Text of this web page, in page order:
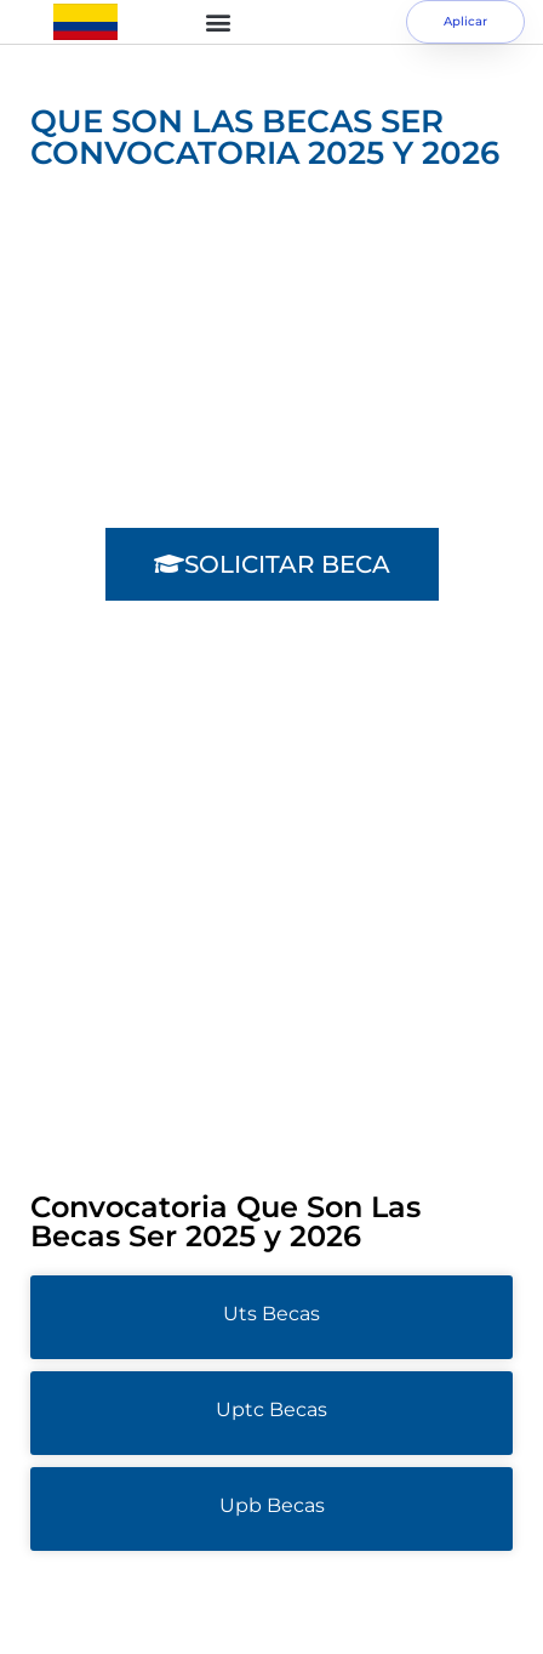
Aplicar
QUE SON LAS BECAS SER
CONVOCATORIA 2025 Y 2026
SOLICITAR BECA
Convocatoria Que Son Las
Becas Ser 2025 y 2026
Uts Becas
Uptc Becas
Upb Becas